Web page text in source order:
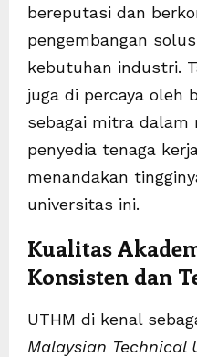
bereputasi dan
pengembangan
kebutuhan industri.
juga di percaya oleh
sebagai mitra dalam
penyedia tenaga
menandakan
universitas ini.
Kualitas
Konsisten dan
UTHM di kenal
Malaysian Technical